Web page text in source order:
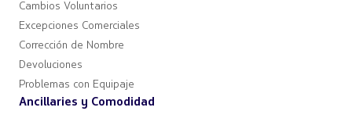
Cambios Voluntarios
Excepciones Comerciales
Corrección de Nombre
Devoluciones
Problemas con Equipaje
Ancillaries y Comodidad